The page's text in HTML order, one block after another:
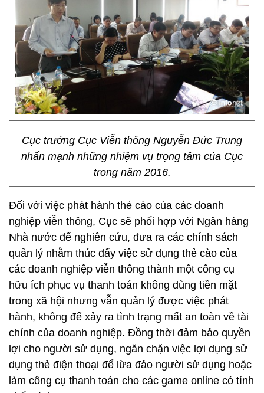
Cục trưởng Cục Viễn thông Nguyễn Đức Trung
nhấn mạnh những nhiệm vụ trọng tâm của Cục
trong năm 2016.
Đối với việc phát hành thẻ cào của các doanh
nghiệp viễn thông, Cục sẽ phối hợp với Ngân hàng
Nhà nước để nghiên cứu, đưa ra các chính sách
quản lý nhằm thúc đẩy việc sử dụng thẻ cào của
các doanh nghiệp viễn thông thành một công cụ
hữu ích phục vụ thanh toán không dùng tiền mặt
trong xã hội nhưng vẫn quản lý được việc phát
hành, không để xảy ra tình trạng mất an toàn về tài
chính của doanh nghiệp. Đồng thời đảm bảo quyền
lợi cho người sử dụng, ngăn chặn việc lợi dụng sử
dụng thẻ điện thoại để lừa đảo người sử dụng hoặc
làm công cụ thanh toán cho các game online có tính